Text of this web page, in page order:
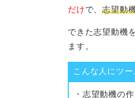
だけで、志望動
できた志望動機
ます。
こんな人にツ
・志望動機の